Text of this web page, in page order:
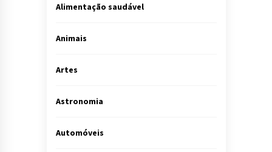
Alimentação saudável
Animais
Artes
Astronomia
Automóveis